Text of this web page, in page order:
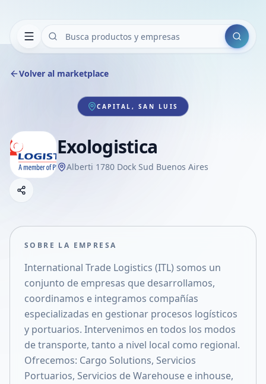
Buscar
Volver al marketplace
CAPITAL, SAN LUIS
Exologistica
Alberti 1780 Dock Sud Buenos Aires
Compartir empresa
Compartir en X
SOBRE LA EMPRESA
International Trade Logistics (ITL) somos un
conjunto de empresas que desarrollamos,
coordinamos e integramos compañías
especializadas en gestionar procesos logísticos
y portuarios. Intervenimos en todos los modos
de transporte, tanto a nivel local como regional.
Ofrecemos: Cargo Solutions, Servicios
Portuarios, Servicios de Warehouse e inhouse,